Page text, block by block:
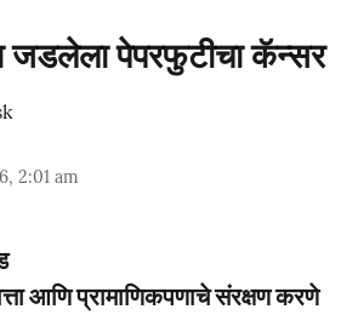
जडलेला पेपरफुटीचा कॅन्सर
2:01 am
आणि प्रामाणिकपणाचे संरक्षण करणे